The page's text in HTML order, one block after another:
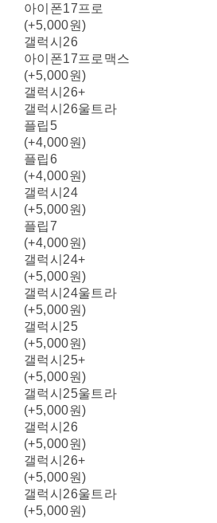
아이폰17프로
(+5,000원)
갤럭시26
아이폰17프로맥스
(+5,000원)
갤럭시26+
갤럭시26울트라
플립5
(+4,000원)
플립6
(+4,000원)
갤럭시24
(+5,000원)
플립7
(+4,000원)
갤럭시24+
(+5,000원)
갤럭시24울트라
(+5,000원)
갤럭시25
(+5,000원)
갤럭시25+
(+5,000원)
갤럭시25울트라
(+5,000원)
갤럭시26
(+5,000원)
갤럭시26+
(+5,000원)
갤럭시26울트라
(+5,000원)